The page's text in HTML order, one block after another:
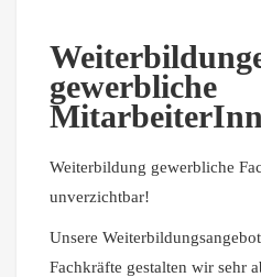
gewerbliche
Weiterbildung gewerbliche
unverzichtbar!
Unsere
Fachkräfte gestalten wir sehr